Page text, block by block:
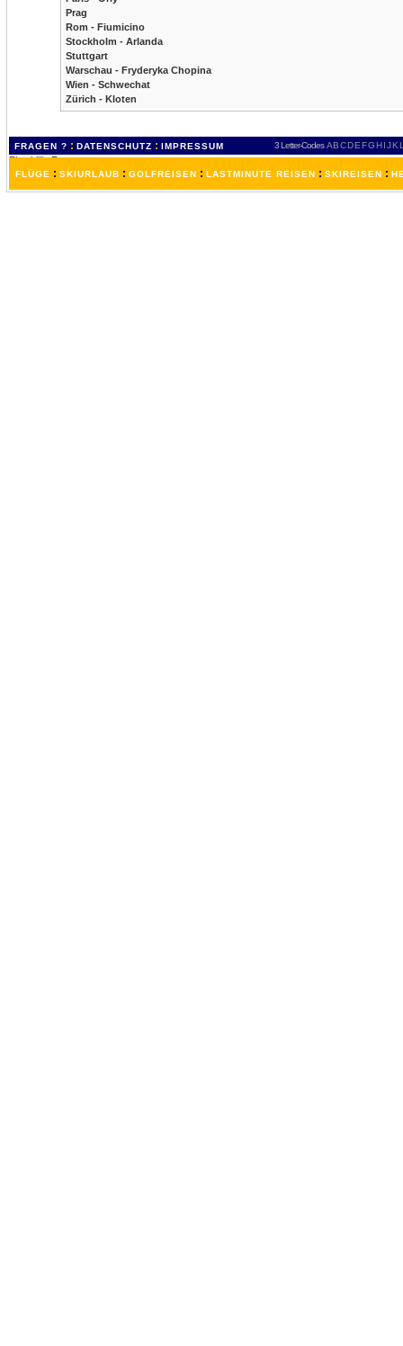
Prag
Rom - Fiumicino
Stockholm - Arlanda
Stuttgart
Warschau - Fryderyka Chopina
Wien - Schwechat
Zürich - Kloten
FRAGEN ? : DATENSCHUTZ : IMPRESSUM 3 Letter-Codes ABCDEFGH IJKL
FLÜGE : SKIURLAUB : GOLFREISEN : LASTMINUTE REISEN : SKIREISEN :